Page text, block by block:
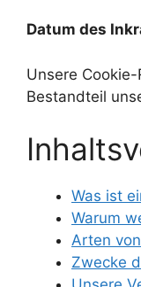
Datum des
Unsere
Bestandteil
Was ist
Warum
Arten
Zwecke